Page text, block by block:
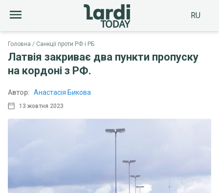
RU
Головна Санкції проти РФ і РБ
Латвія закриває два пункти пропуску
на кордоні з РФ.
13 жовтня 2023
Автор: Анастасія Бикова